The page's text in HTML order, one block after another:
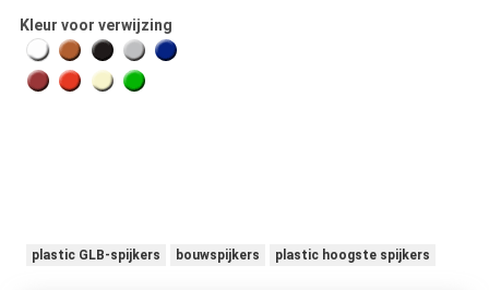
Kleur voor verwijzing
plastic GLB-spijkers bouwspijkers plastic hoogste spijkers